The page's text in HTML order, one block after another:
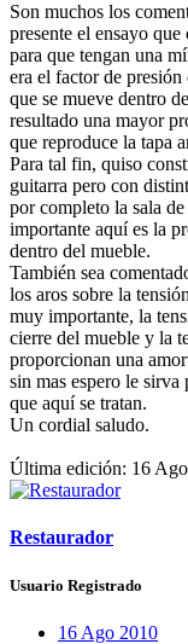
Son muchos los
presente el ensayo
para que tengan una
era el factor de
que se mueve dentro
resultado una mayor
que reproduce la tapa
Para tal fin, quiso
guitarra pero con
por completo la sala
importante aquí es la
dentro del mueble.
También sea
los aros sobre la
muy importante, la
cierre del mueble y la
proporcionan una
sin mas espero le
que aquí se tratan.
Un cordial saludo.
Última edición: 16
Restaurador
Usuario Registrado
16 Ago 2010